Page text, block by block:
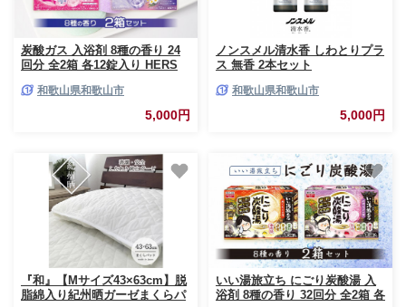
炭酸ガス 入浴剤 8種の香り 24
回分 全2箱 各12錠入り HERS
保湿 お試し セット
和歌山県和歌山市
5,000円
ノンスメル清水香 しわとりプラ
ス 無香 2本セット
和歌山県和歌山市
5,000円
『和』【Mサイズ43×63cm】脱
脂綿入り紀州晒ガーゼまくらパ
いい湯旅立ち にごり炭酸湯 入
浴剤 8種の香り 32回分 全2箱 各